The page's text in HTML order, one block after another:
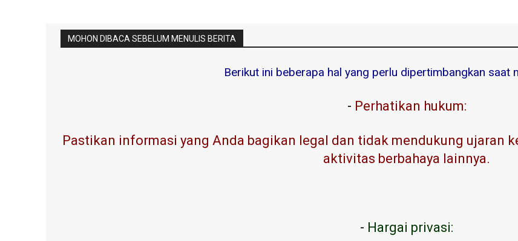
MOHON DIBACA SEBELUM MENULIS BERITA
Berikut ini beberapa hal yang perlu dipertimbangkan saat
- Perhatikan hukum:
Pastikan informasi yang Anda bagikan legal dan tidak mendukung ujaran
aktivitas berbahaya lainnya.
- Hargai privasi: